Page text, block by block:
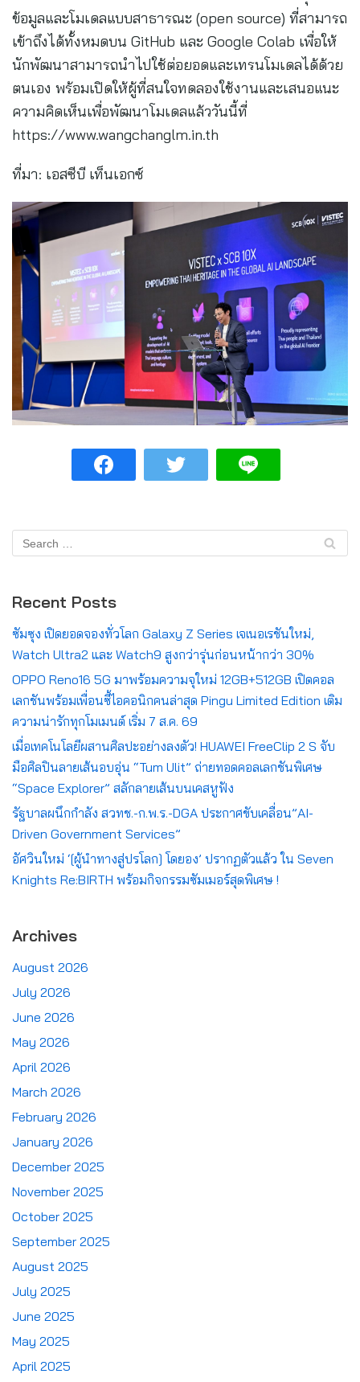
ข้อมูลและโมเดลแบบสาธารณะ (open source) ที่สามารถ
เข้าถึงได้ทั้งหมดบน GitHub และ Google Colab เพื่อให้
นักพัฒนาสามารถนำไปใช้ต่อยอดและเทรนโมเดลได้ด้วย
ตนเอง พร้อมเปิดให้ผู้ที่สนใจทดลองใช้งานและเสนอแนะ
ความคิดเห็นเพื่อพัฒนาโมเดลแล้ววันนี้ที่
https://www.wangchanglm.in.th
ที่มา: เอสซีบี เท็นเอกซ์
Recent Posts
ซัมซุง เปิดยอดจองทั่วโลก Galaxy Z Series เจเนอเรชันใหม่,
Watch Ultra2 และ Watch9 สูงกว่ารุ่นก่อนหน้ากว่า 30%
OPPO Reno16 5G มาพร้อมความจุใหม่ 12GB+512GB เปิดคอล
เลกชันพร้อมเพื่อนซี้ไอคอนิกคนล่าสุด Pingu Limited Edition เติม
ความน่ารักทุกโมเมนต์ เริ่ม 7 ส.ค. 69
เมื่อเทคโนโลยีผสานศิลปะอย่างลงตัว! HUAWEI FreeClip 2 S จับ
มือศิลปินลายเส้นอบอุ่น “Tum Ulit” ถ่ายทอดคอลเลกชันพิเศษ
“Space Explorer” สลักลายเส้นบนเคสหูฟัง
รัฐบาลผนึกกำลัง สวทช.-ก.พ.ร.-DGA ประกาศขับเคลื่อน”AI-
Driven Government Services”
อัศวินใหม่ ‘[ผู้นำทางสู่ปรโลก] โดยอง’ ปรากฏตัวแล้ว ใน Seven
Knights Re:BIRTH พร้อมกิจกรรมซัมเมอร์สุดพิเศษ !
Archives
August 2026
July 2026
June 2026
May 2026
April 2026
March 2026
February 2026
January 2026
December 2025
November 2025
October 2025
September 2025
August 2025
July 2025
June 2025
May 2025
April 2025